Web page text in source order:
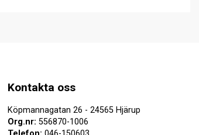
Kontakta oss
Köpmannagatan 26 - 24565 Hjärup
Org.nr: 556870-1006